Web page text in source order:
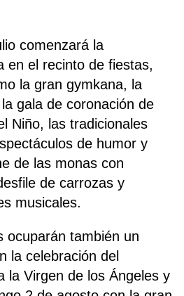
comenzará la
en el recinto de fiestas,
la gran gymkana, la
gala de coronación de
Niño, las tradicionales
de humor y
de las monas con
de carrozas y
musicales.
ocuparán también un
la celebración del
la Virgen de los Ángeles y